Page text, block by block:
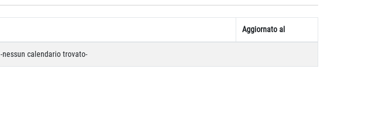
Aggiornato al
-nessun calendario trovato-